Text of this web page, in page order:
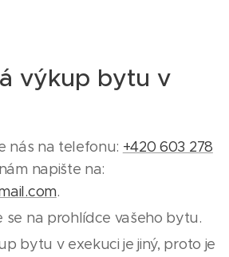
výkup bytu v
nás na telefonu: +420 603 278
napište na:
.
se na prohlídce vašeho bytu.
bytu v exekuci je jiný, proto je